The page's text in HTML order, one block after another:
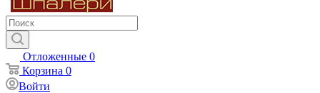
Отложенные 0
Корзина 0
Войти